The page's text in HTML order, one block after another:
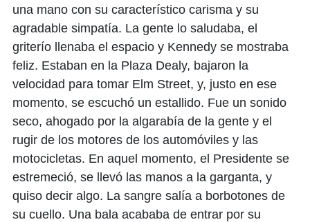
una mano con su característico carisma y su
agradable simpatía. La gente lo saludaba, el
griterío llenaba el espacio y Kennedy se mostraba
feliz. Estaban en la Plaza Dealy, bajaron la
velocidad para tomar Elm Street, y, justo en ese
momento, se escuchó un estallido. Fue un sonido
seco, ahogado por la algarabía de la gente y el
rugir de los motores de los automóviles y las
motocicletas. En aquel momento, el Presidente se
estremeció, se llevó las manos a la garganta, y
quiso decir algo. La sangre salía a borbotones de
su cuello. Una bala acababa de entrar por su